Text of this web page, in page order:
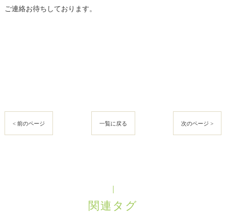
ご連絡お待ちしております。
< 前のページ 一覧に戻る 次のページ >
関連タグ